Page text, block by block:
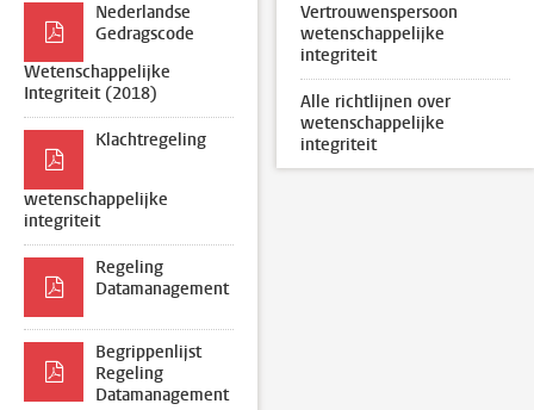
Nederlandse
Gedragscode
Wetenschappelijke
Integriteit (2018)
Klachtregeling
wetenschappelijke
integriteit
Regeling
Datamanagement
Begrippenlijst
Regeling
Datamanagement
Vertrouwenspersoon
wetenschappelijke
integriteit
Alle richtlijnen over
wetenschappelijke
integriteit